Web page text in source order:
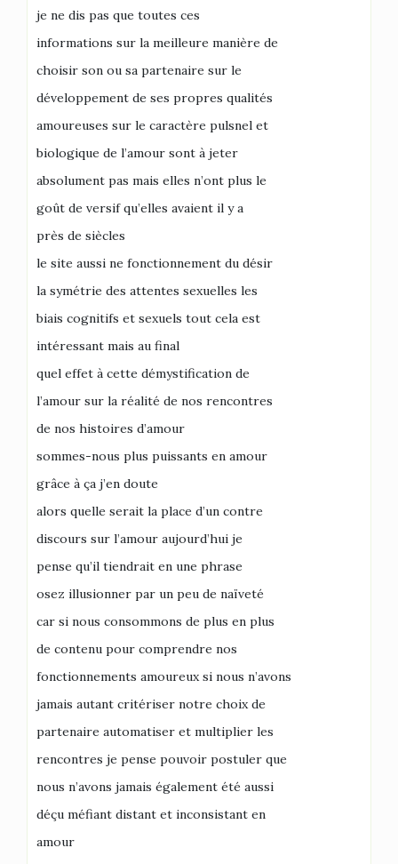
je ne dis pas que toutes ces
informations sur la meilleure manière de
choisir son ou sa partenaire sur le
développement de ses propres qualités
amoureuses sur le caractère pulsnel et
biologique de l’amour sont à jeter
absolument pas mais elles n’ont plus le
goût de versif qu’elles avaient il y a
près de siècles
le site aussi ne fonctionnement du désir
la symétrie des attentes sexuelles les
biais cognitifs et sexuels tout cela est
intéressant mais au final
quel effet à cette démystification de
l’amour sur la réalité de nos rencontres
de nos histoires d’amour
sommes-nous plus puissants en amour
grâce à ça j’en doute
alors quelle serait la place d’un contre
discours sur l’amour aujourd’hui je
pense qu’il tiendrait en une phrase
osez illusionner par un peu de naïveté
car si nous consommons de plus en plus
de contenu pour comprendre nos
fonctionnements amoureux si nous n’avons
jamais autant critériser notre choix de
partenaire automatiser et multiplier les
rencontres je pense pouvoir postuler que
nous n’avons jamais également été aussi
déçu méfiant distant et inconsistant en
amour